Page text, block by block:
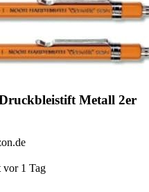
Metall 2er
vor 1 Tag